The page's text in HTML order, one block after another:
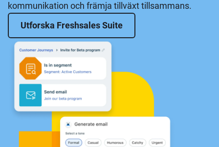
kommunikation och främja tillväxt tillsammans.
Utforska Freshsales Suite